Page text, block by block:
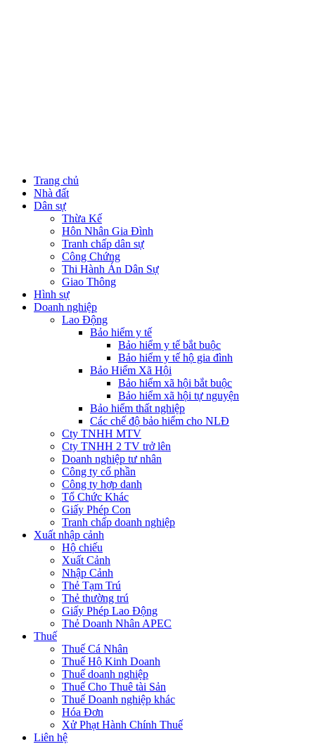
Trang chủ
Nhà đất
Dân sự
Thừa Kế
Hôn Nhân Gia Đình
Tranh chấp dân sự
Công Chứng
Thi Hành Án Dân Sự
Giao Thông
Hình sự
Doanh nghiệp
Lao Động
Bảo hiểm y tế
Bảo hiểm y tế bắt buộc
Bảo hiểm y tế hộ gia đình
Bảo Hiểm Xã Hội
Bảo hiểm xã hội bắt buộc
Bảo hiểm xã hội tự nguyện
Bảo hiểm thất nghiệp
Các chế độ bảo hiểm cho NLĐ
Cty TNHH MTV
Cty TNHH 2 TV trở lên
Doanh nghiệp tư nhân
Công ty cổ phần
Công ty hợp danh
Tổ Chức Khác
Giấy Phép Con
Tranh chấp doanh nghiệp
Xuất nhập cảnh
Hộ chiếu
Xuất Cảnh
Nhập Cảnh
Thẻ Tạm Trú
Thẻ thường trú
Giấy Phép Lao Động
Thẻ Doanh Nhân APEC
Thuế
Thuế Cá Nhân
Thuế Hộ Kinh Doanh
Thuế doanh nghiệp
Thuế Cho Thuê tài Sản
Thuế Doanh nghiệp khác
Hóa Đơn
Xử Phạt Hành Chính Thuế
Liên hệ